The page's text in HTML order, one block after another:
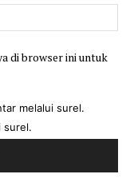
di browser ini untuk
melalui surel.
surel.